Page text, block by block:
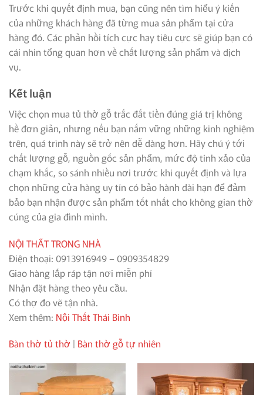
Trước khi quyết định mua, bạn cũng nên tìm hiểu ý kiến
của những khách hàng đã từng mua sản phẩm tại cửa
hàng đó. Các phản hồi tích cực hay tiêu cực sẽ giúp bạn có
cái nhìn tổng quan hơn về chất lượng sản phẩm và dịch
vụ.
Kết luận
Việc chọn mua tủ thờ gỗ trắc đắt tiền đúng giá trị không
hề đơn giản, nhưng nếu bạn nắm vững những kinh nghiệm
trên, quá trình này sẽ trở nên dễ dàng hơn. Hãy chú ý tới
chất lượng gỗ, nguồn gốc sản phẩm, mức độ tinh xảo của
chạm khắc, so sánh nhiều nơi trước khi quyết định và lựa
chọn những cửa hàng uy tín có bảo hành dài hạn để đảm
bảo bạn nhận được sản phẩm tốt nhất cho không gian thờ
cúng của gia đình mình.
NỘI THẤT TRONG NHÀ
Điện thoại: 0913916949 – 0909354829
Giao hàng lắp ráp tận nơi miễn phí
Nhận đặt hàng theo yêu cầu.
Có thợ đo vẽ tận nhà.
Xem thêm: Nội Thất Thái Bình
Bàn thờ tủ thờ | Bàn thờ gỗ tự nhiên